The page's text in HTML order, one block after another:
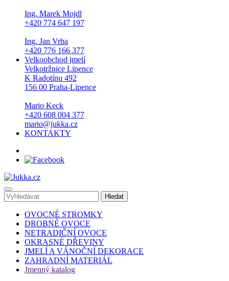
Ing. Marek Mojdl
+420 774 647 197
Ing. Jan Vrba
+420 776 166 377
Velkoobchod jmelí
Velkotržnice Lipence
K Radotínu 492
156 00 Praha-Lipence
Mario Keck
+420 608 004 377
mario@jukka.cz
KONTAKTY
OVOCNÉ STROMKY
DROBNÉ OVOCE
NETRADIČNÍ OVOCE
OKRASNÉ DŘEVINY
JMELÍ A VÁNOČNÍ DEKORACE
ZAHRADNÍ MATERIÁL
Jmenný katalog